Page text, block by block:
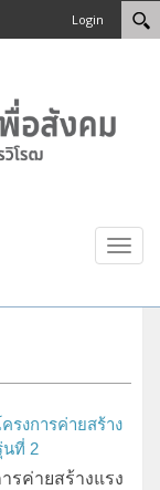
Login
รงการค่ายสร้าง
นที่ 2
รค่ายสร้างแรง